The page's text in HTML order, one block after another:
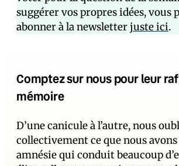
suggérer vos propres idées, vous
abonner à la newsletterjuste ici.
Comptez sur nous pour leur
mémoire
D’une canicule à l’autre, nous
collectivement ce que nous
amnésie qui conduit beaucoup